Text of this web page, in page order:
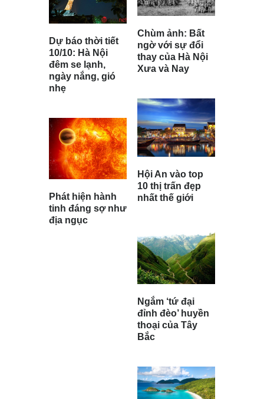
Dự báo thời tiết
10/10: Hà Nội
đêm se lạnh,
ngày nắng, gió
nhẹ
Phát hiện hành
tinh đáng sợ như
địa ngục
Chùm ảnh: Bất
ngờ với sự đổi
thay của Hà Nội
Xưa và Nay
Hội An vào top
10 thị trấn đẹp
nhất thế giới
Ngắm ‘tứ đại
đỉnh đèo’ huyền
thoại của Tây
Bắc